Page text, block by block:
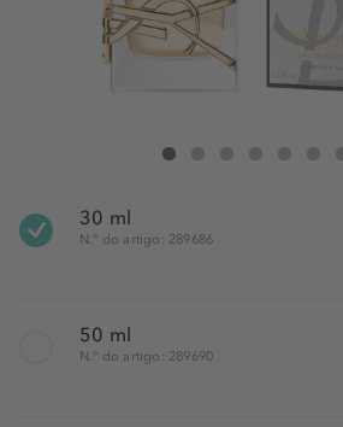
Yves Saint Laurent Libre Eau de
30 ml
N.° do artigo: 289686
50 ml
N.° do artigo: 289690